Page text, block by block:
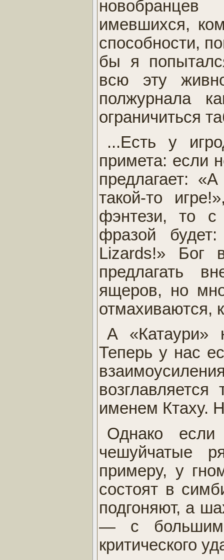
имевшихся,
способности,
бы я
всю эту
полжурнала
ограничиться
...Есть у
примета: если
предлагает:
такой-то
фэнтези, то с
фразой
Lizards!» Бог
предлагать
ящеров, но
отмахиваются,
А «Катаури»
Теперь у нас
именем Ктаху.
Однако
чешуйчатые
примеру, у
состоят в
подгоняют, а
— с
критического